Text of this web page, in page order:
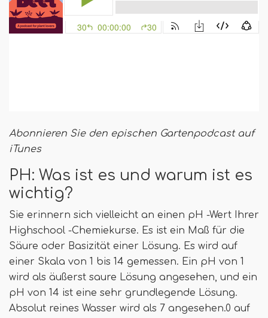
Abonnieren Sie den epischen Gartenpodcast auf
iTunes
PH: Was ist es und warum ist es
wichtig?
Sie erinnern sich vielleicht an einen pH -Wert Ihrer
Highschool -Chemiekurse. Es ist ein Maß für die
Säure oder Basizität einer Lösung. Es wird auf
einer Skala von 1 bis 14 gemessen. Ein pH von 1
wird als äußerst saure Lösung angesehen, und ein
pH von 14 ist eine sehr grundlegende Lösung.
Absolut reines Wasser wird als 7 angesehen.0 auf